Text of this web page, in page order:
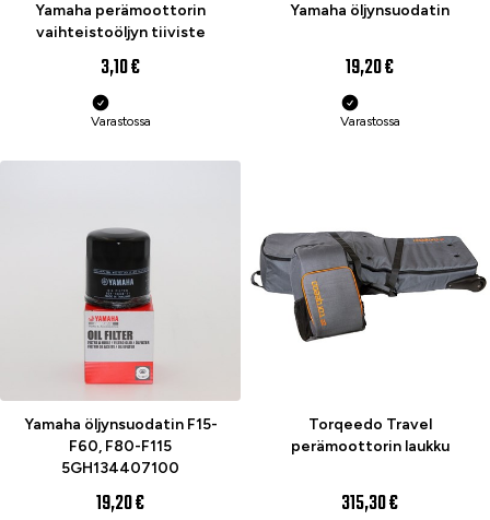
Yamaha perämoottorin
vaihteistoöljyn tiiviste
3,10 €
Varastossa
Yamaha öljynsuodatin
19,20 €
Varastossa
Yamaha öljynsuodatin F15-
F60, F80-F115
5GH134407100
19,20 €
Torqeedo Travel
perämoottorin laukku
315,30 €